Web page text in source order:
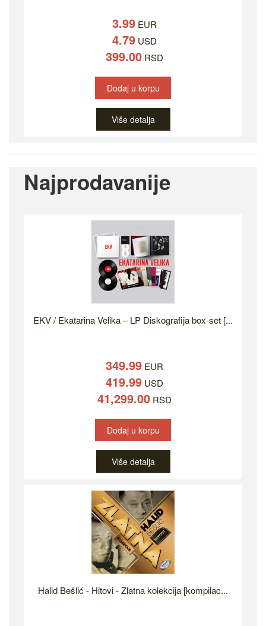
3.99 EUR
4.79 USD
399.00 RSD
Dodaj u korpu
Više detalja
Najprodavanije
EKV / Ekatarina Velika – LP Diskografija box-set [...
349.99 EUR
419.99 USD
41,299.00 RSD
Dodaj u korpu
Više detalja
Halid Bešlić - Hitovi - Zlatna kolekcija [kompilac...